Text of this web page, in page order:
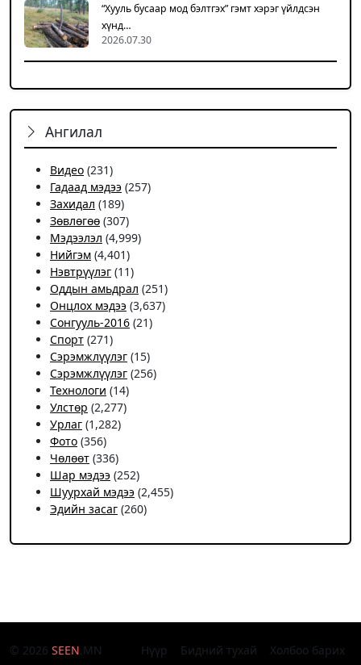
“Хууль бусаар мод бэлтгэх” гэмт хэрэг үйлдсэн
хүнд…
2026.07.30
Ангилал
Видео (231)
Гадаад мэдээ (257)
Захидал (189)
Зөвлөгөө (307)
Мэдээлэл (4,999)
Нийгэм (4,401)
Нэвтрүүлэг (11)
Оддын амьдрал (251)
Онцлох мэдээ (3,637)
Сонгууль-2016 (21)
Спорт (271)
Сэрэмжлүүлэг (15)
Сэрэмжлүүлэг (256)
Технологи (14)
Улстөр (2,277)
Урлаг (1,282)
Фото (356)
Чѳлѳѳт (336)
Шар мэдээ (252)
Шуурхай мэдээ (2,455)
Эдийн засаг (260)
© 2026 SEEN .MN Нүүр Бидний тухай Холбоо барих